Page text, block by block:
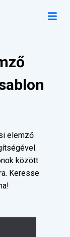
elemző
között
Keresse